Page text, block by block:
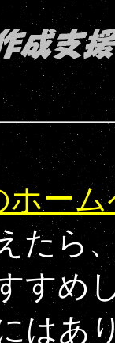
ホー
たら
すめ
はあ